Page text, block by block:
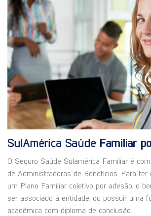
SulAmérica Saúde Familiar
O Seguro Saúde Sulamérica Familiar é
de Administradoras de Benefícios. Para
um Plano Familiar coletivo por adesão, o
ser associado à entidade, ou possuir uma
acadêmica com diploma de conclusão.